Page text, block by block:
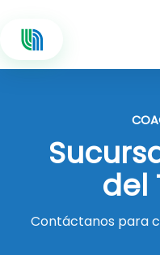
del
Contáctanos para